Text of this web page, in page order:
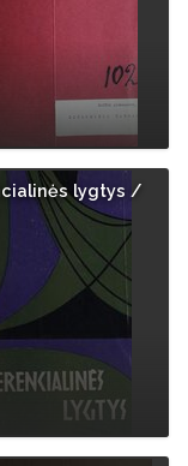
lygtys /